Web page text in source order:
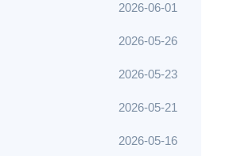
2026-06-01
2026-05-26
2026-05-23
2026-05-21
2026-05-16